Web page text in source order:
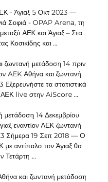
- Άγιαξ 5 Οκτ 2023 —
Σοφιά - OPAP Arena, τη
ΑΕΚ και Άγιαξ – Στα
Κοσικίδης και ...
ζωντανή μετάδοση 14 πριν
AEK Αθήνα και ζωντανή
τα στατιστικά
ΑΕΚ live στην AiScore ...
μετάδοση 14 Δεκεμβρίου
εναντίον ΑΕΚ ζωντανή
Σήμερα 19 Σεπ 2018 — Ο
αντίπαλο τον Άγιαξ θα
Τετάρτη ...
και ζωντανή μετάδοση